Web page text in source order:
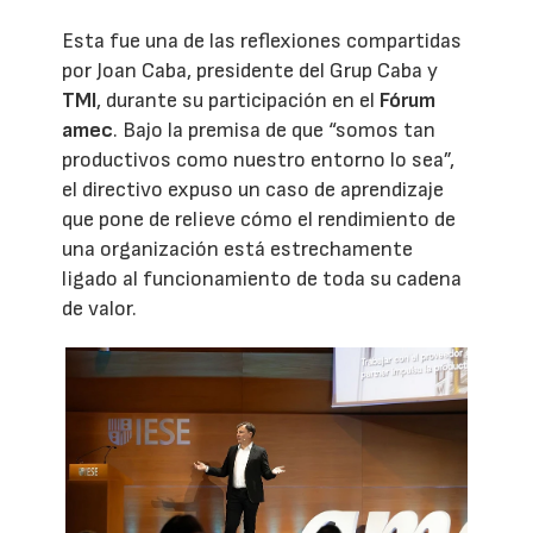
Esta fue una de las reflexiones compartidas
por Joan Caba, presidente del Grup Caba y
TMI, durante su participación en el Fórum
amec. Bajo la premisa de que “somos tan
productivos como nuestro entorno lo sea”,
el directivo expuso un caso de aprendizaje
que pone de relieve cómo el rendimiento de
una organización está estrechamente
ligado al funcionamiento de toda su cadena
de valor.